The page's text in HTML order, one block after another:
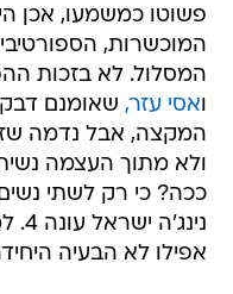
פשוטו כמשמעו, אכן
המוכשרות,
המסלול. לא בזכות
ואסי עזר, שאומנם
המקצה, אבל נדמה שזה
ולא מתוך העצמה
ככה? כי רק לשתי
אפילו לא הבעיה